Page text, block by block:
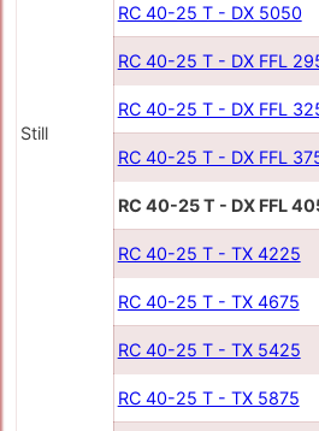
Still
RC 40-25 T - DX 5050
RC 40-25 T - DX FFL
RC 40-25 T - DX FFL
RC 40-25 T - DX FFL
RC 40-25 T - DX FFL
RC 40-25 T - TX 4225
RC 40-25 T - TX 4675
RC 40-25 T - TX 5425
RC 40-25 T - TX 5875